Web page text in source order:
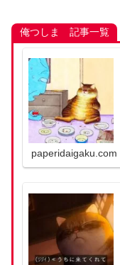
俺つしま 記事一覧
paperidaigaku.com